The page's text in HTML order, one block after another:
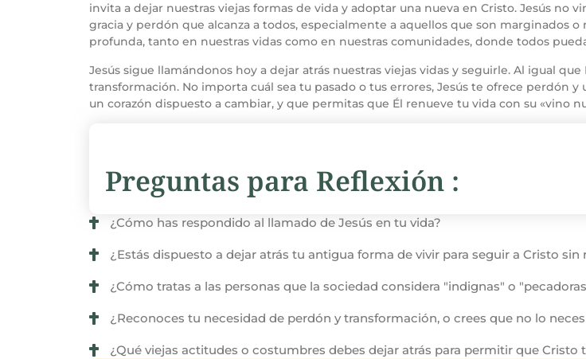
invita a dejar nuestras viejas formas de vida y adoptar una nueva en Cristo. Jesús no
gracia y perdón que alcanza a todos, especialmente a aquellos que son marginados
profunda, tanto en nuestras vidas como en nuestras comunidades, donde todos
Jesús sigue llamándonos hoy a dejar atrás nuestras viejas vidas y seguirle. Al igual
transformación. No importa cuál sea tu pasado o tus errores, Jesús te ofrece perdón
un corazón dispuesto a cambiar, y que permitas que Él renueve tu vida con su «vino
Preguntas para Reflexión :
¿Cómo has respondido al llamado de Jesús en tu vida?
¿Estás dispuesto a dejar atrás tu antigua forma de vivir para seguir a Cristo sin
¿Cómo tratas a las personas que la sociedad considera "indignas" o
¿Reconoces tu necesidad de perdón y transformación, o crees que no lo
¿Qué viejas actitudes o costumbres debes dejar atrás para permitir que